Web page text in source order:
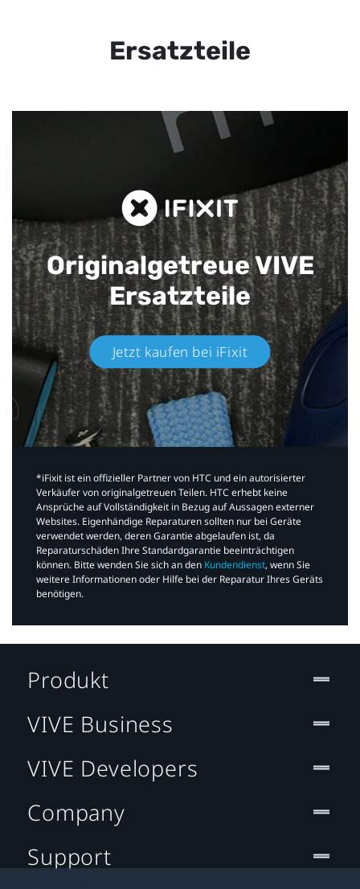
Ersatzteile
Originalgetreue VIVE
Ersatzteile
Jetzt kaufen bei iFixit​
*iFixit ist ein offizieller Partner von HTC und ein autorisierter
Verkäufer von originalgetreuen Teilen. HTC erhebt keine
Ansprüche auf Vollständigkeit in Bezug auf Aussagen externer
Websites. Eigenhändige Reparaturen sollten nur bei Geräte
verwendet werden, deren Garantie abgelaufen ist, da
Reparaturschäden Ihre Standardgarantie beeinträchtigen
können. Bitte wenden Sie sich an den Kundendienst, wenn Sie
weitere Informationen oder Hilfe bei der Reparatur Ihres Geräts
benötigen.​
Produkt
VIVE Business
VIVE Developers
Company
Support